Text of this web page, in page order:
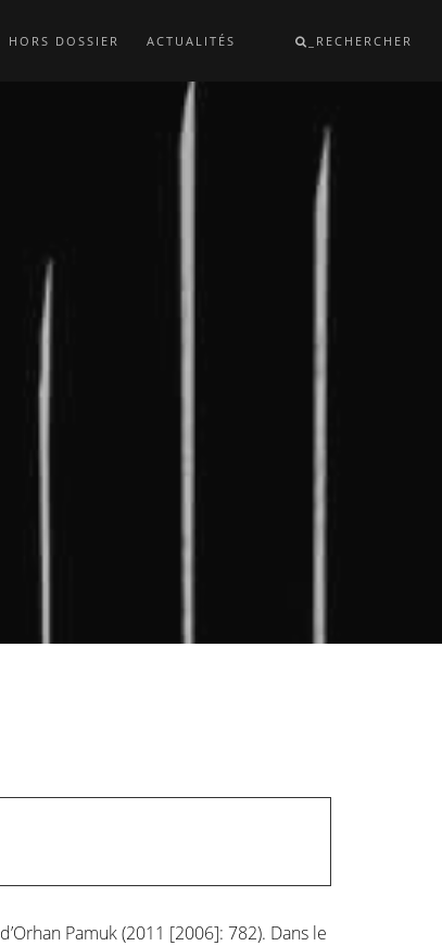
HORS DOSSIER ACTUALITÉS _RECHERCHER
d’Orhan Pamuk (2011 [2006]: 782). Dans le